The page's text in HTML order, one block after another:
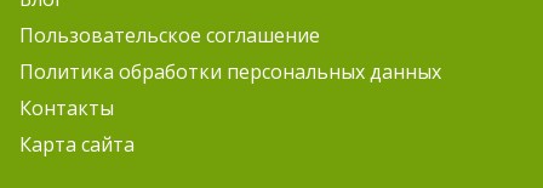
Пользовательское соглашение
Политика обработки персональных данных
Контакты
Карта сайта